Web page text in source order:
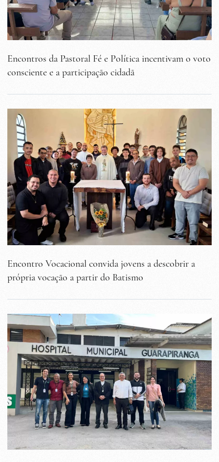
Encontros da Pastoral Fé e Política incentivam o voto
consciente e a participação cidadã
Encontro Vocacional convida jovens a descobrir a
própria vocação a partir do Batismo